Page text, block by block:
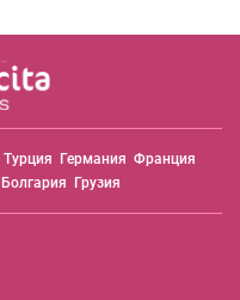
Турция Германия Франция
Болгария Грузия